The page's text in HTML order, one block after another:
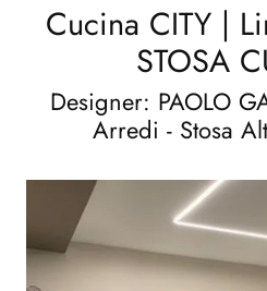
Cucina CITY |
STOSA
Designer: PAOLO
Arredi - Stosa